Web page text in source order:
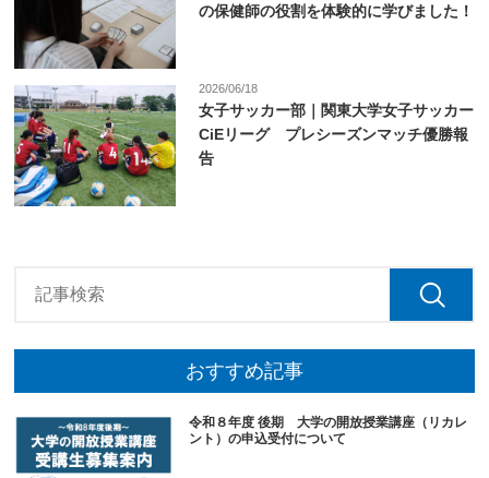
の保健師の役割を体験的に学びました！
2026/06/18
女子サッカー部｜関東大学女子サッカー
CiEリーグ プレシーズンマッチ優勝報
告
おすすめ記事
令和８年度 後期 大学の開放授業講座（リカレ
ント）の申込受付について